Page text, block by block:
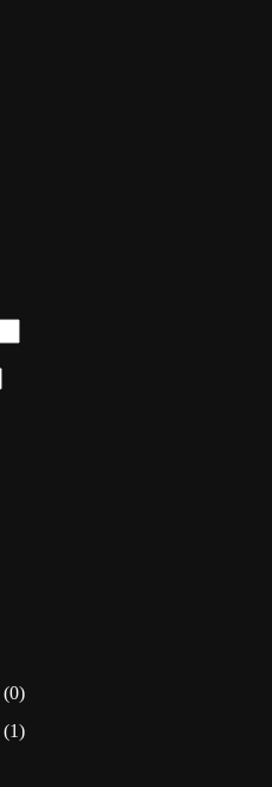
(0)
(1)